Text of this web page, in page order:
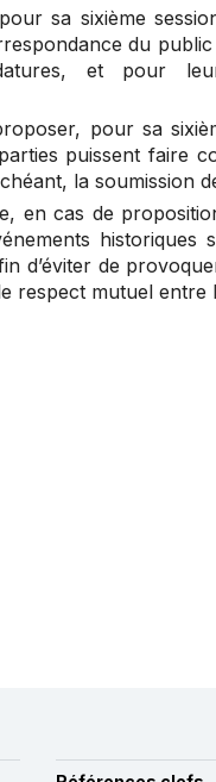
sa sixième
du
et pour
pour sa
puissent faire
la soumission
en cas de
historiques
d’éviter de
respect mutuel